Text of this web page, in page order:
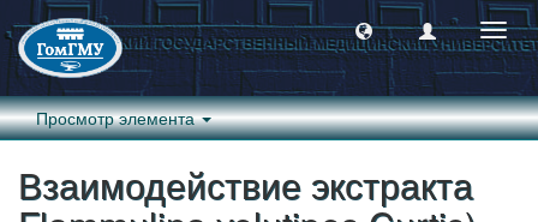
Просмотр элемента
Взаимодействие экстракта